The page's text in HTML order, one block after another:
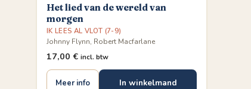
Het lied van de wereld van
morgen
IK LEES AL VLOT (7-9)
Johnny Flynn, Robert Macfarlane
17,00 € incl. btw
Meer info In winkelmand